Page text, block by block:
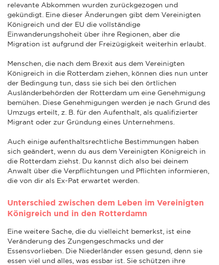
relevante Abkommen wurden zurückgezogen und
gekündigt. Eine dieser Änderungen gibt dem Vereinigten
Königreich und der EU die vollständige
Einwanderungshoheit über ihre Regionen, aber die
Migration ist aufgrund der Freizügigkeit weiterhin erlaubt.
Menschen, die nach dem Brexit aus dem Vereinigten
Königreich in die Rotterdam ziehen, können dies nun unter
der Bedingung tun, dass sie sich bei den örtlichen
Ausländerbehörden der Rotterdam um eine Genehmigung
bemühen. Diese Genehmigungen werden je nach Grund des
Umzugs erteilt, z. B. für den Aufenthalt, als qualifizierter
Migrant oder zur Gründung eines Unternehmens.
Auch einige aufenthaltsrechtliche Bestimmungen haben
sich geändert, wenn du aus dem Vereinigten Königreich in
die Rotterdam ziehst. Du kannst dich also bei deinem
Anwalt über die Verpflichtungen und Pflichten informieren,
die von dir als Ex-Pat erwartet werden.
Unterschied zwischen dem Leben im Vereinigten
Königreich und in den Rotterdamn
Eine weitere Sache, die du vielleicht bemerkst, ist eine
Veränderung des Zungengeschmacks und der
Essensvorlieben. Die Niederländer essen gesund, denn sie
essen viel und alles, was essbar ist. Sie schützen ihre